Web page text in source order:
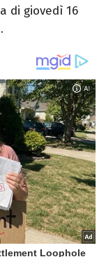
di giovedì 16